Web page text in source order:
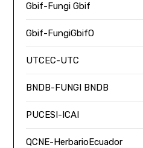
Gbif-Fungi Gbif
Gbif-FungiGbifO
UTCEC-UTC
BNDB-FUNGI BNDB
PUCESI-ICAI
QCNE-HerbarioEcuador